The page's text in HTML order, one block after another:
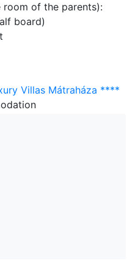
room of the parents):
board)
Villas Mátraháza ****